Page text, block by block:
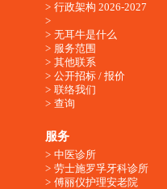
行政架构 2026-2027
无耳牛是什么
服务范围
其他联系
公开招标 / 报价
联络我们
查询
服务
中医诊所
劳士施罗孚牙科诊所
傅丽仪护理安老院